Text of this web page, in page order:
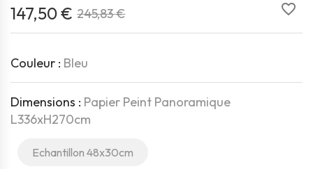
favorite_border
147,50 € 245,83 €
Couleur : Bleu
Dimensions : Papier Peint Panoramique
L336xH270cm
Echantillon 48x30cm